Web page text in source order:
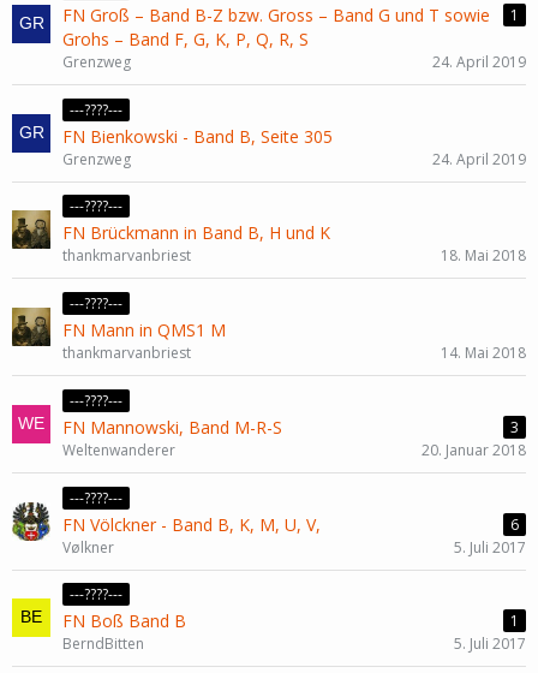
FN Groß – Band B-Z bzw. Gross – Band G und T sowie
Grohs – Band F, G, K, P, Q, R, S
1
Grenzweg 24. April 2019
---????---
FN Bienkowski - Band B, Seite 305
Grenzweg 24. April 2019
---????---
FN Brückmann in Band B, H und K
thankmarvanbriest 18. Mai 2018
---????---
FN Mann in QMS1 M
thankmarvanbriest 14. Mai 2018
---????---
FN Mannowski, Band M-R-S
3
Weltenwanderer
20. Januar 2018
---????---
FN Völckner - Band B, K, M, U, V,
6
Vølkner
5. Juli 2017
---????---
FN Boß Band B
1
BerndBitten
5. Juli 2017